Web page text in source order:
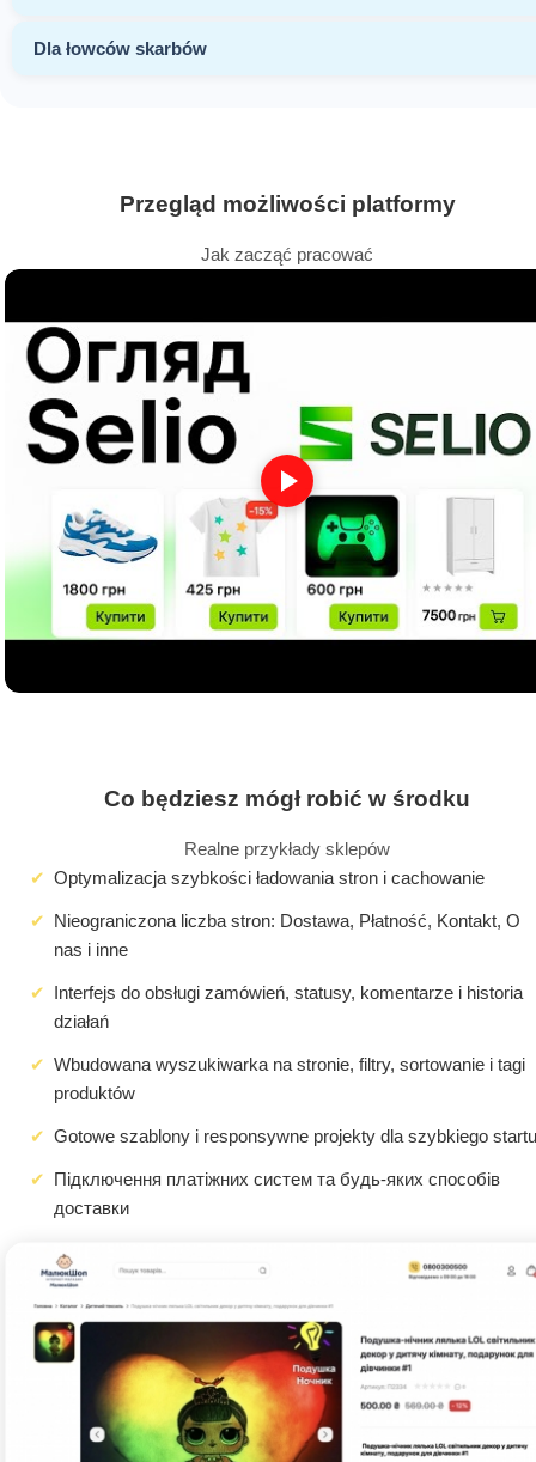
Dla łowców skarbów
Przegląd możliwości platformy
Jak zacząć pracować
Co będziesz mógł robić w środku
Realne przykłady sklepów
Optymalizacja szybkości ładowania stron i cachowanie
Nieograniczona liczba stron: Dostawa, Płatność, Kontakt, O
nas i inne
Interfejs do obsługi zamówień, statusy, komentarze i historia
działań
Wbudowana wyszukiwarka na stronie, filtry, sortowanie i tagi
produktów
Gotowe szablony i responsywne projekty dla szybkiego startu
Підключення платіжних систем та будь-яких способів
доставки